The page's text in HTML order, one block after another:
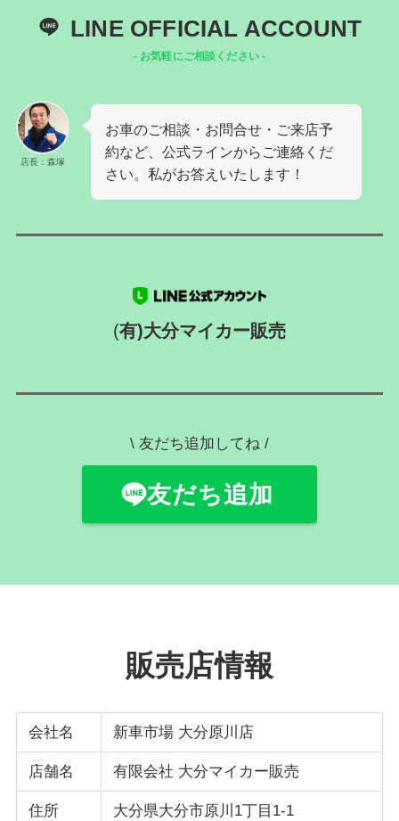
LINE OFFICIAL ACCOUNT
- お気軽にご相談ください -
店長：森塚
お車のご相談・お問合せ・ご来店予
約など、公式ラインからご連絡くだ
さい。私がお答えいたします！
(有)大分マイカー販売
\ 友だち追加してね /
友だち追加
販売店情報
会社名 新車市場 大分原川店
店舗名 有限会社 大分マイカー販売
住所 大分県大分市原川1丁目1-1